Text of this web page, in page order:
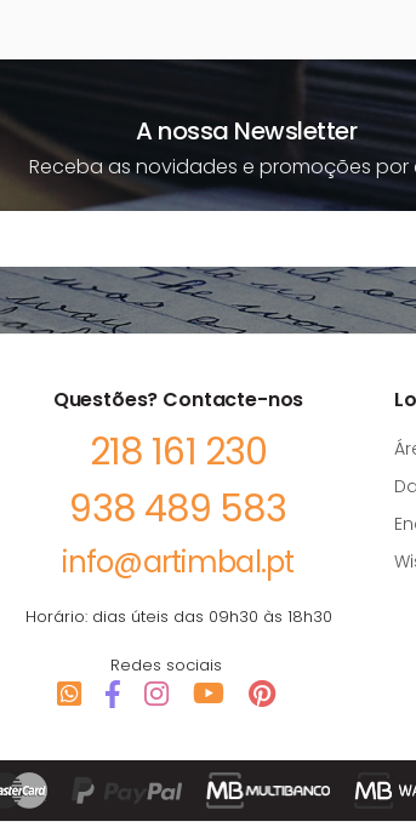
A nossa Newsletter
Receba as novidades e promoções por
Questões? Contacte-nos
218 161 230
938 489 583
info@artimbal.pt
Horário: dias úteis das 09h30 às 18h30
Redes sociais